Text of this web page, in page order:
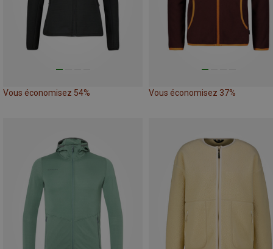
Vous économisez 54% Vous économisez 37%